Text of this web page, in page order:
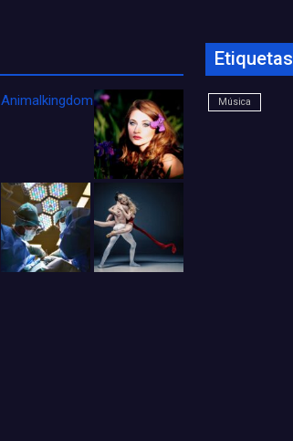
Animalkingdom_FichaCine
Etiquetas
Música